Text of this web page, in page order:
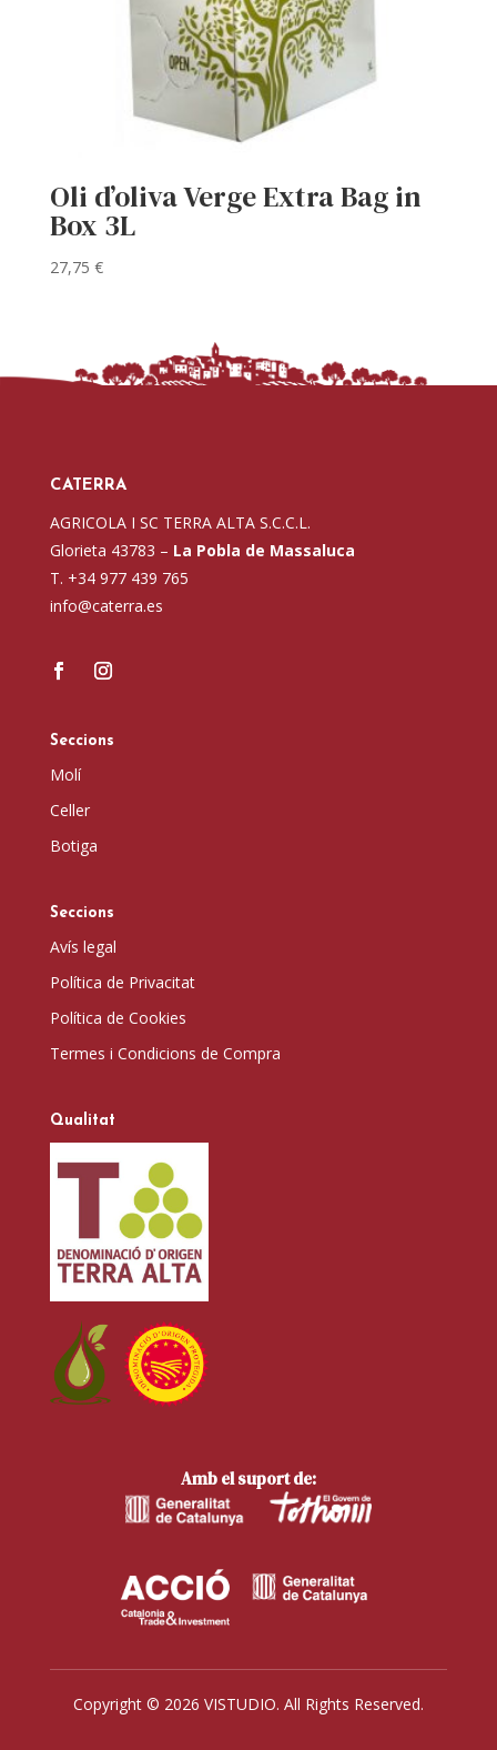
Oli d’oliva Verge Extra Bag in
Box 3L
27,75 €
CATERRA
AGRICOLA I SC TERRA ALTA S.C.C.L.
Glorieta 43783 – La Pobla de Massaluca
T. +34 977 439 765
info@caterra.es
Seccions
Molí
Celler
Botiga
Seccions
Avís legal
Política de Privacitat
Política de Cookies
Termes i Condicions de Compra
Qualitat
Amb el suport de:
Copyright © 2026 VISTUDIO. All Rights Reserved.